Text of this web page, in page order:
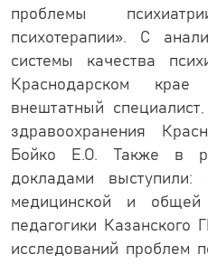
проблемы
психотерапии». С
системы качества
Краснодарском крае
внештатный
здравоохранения
Бойко Е.О. Также в
докладами
медицинской и общей
педагогики Казанского
исследований проблем